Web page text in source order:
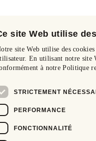
site Web utilise
site Web utilise des
En utilisant notre site
à notre Politique
STRICTEMENT
PERFORMANCE
FONCTIONNALITÉ